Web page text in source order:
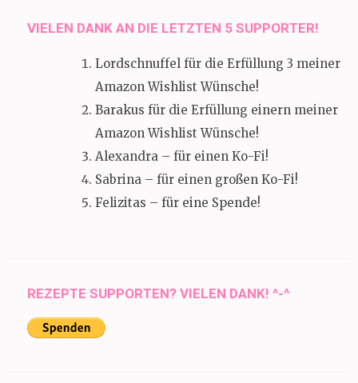
VIELEN DANK AN DIE LETZTEN 5 SUPPORTER!
Lordschnuffel für die Erfüllung 3 meiner
Amazon Wishlist Wünsche!
Barakus für die Erfüllung einern meiner
Amazon Wishlist Wünsche!
Alexandra – für einen Ko-Fi!
Sabrina – für einen großen Ko-Fi!
Felizitas – für eine Spende!
REZEPTE SUPPORTEN? VIELEN DANK! ^-^